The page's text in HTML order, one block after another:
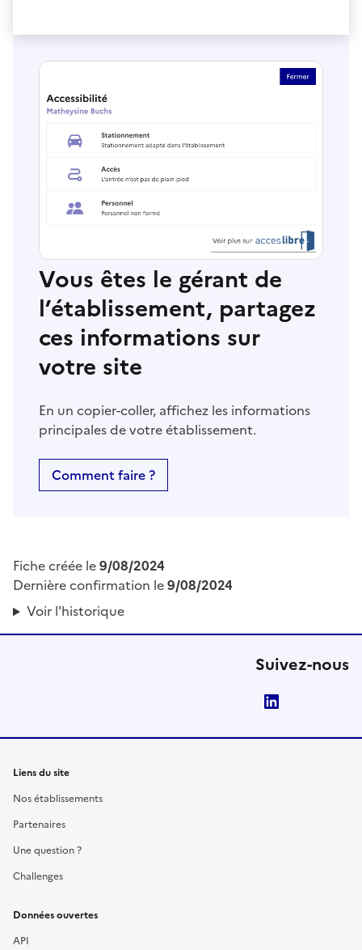
Vous êtes le gérant de
l’établissement, partagez
ces informations sur
votre site
En un copier-coller, affichez les informations
principales de votre établissement.
Comment faire ?
Fiche créée le9/08/2024
Dernière confirmation le9/08/2024
Voir l'historique
Suivez-nous
Liens du site
Nos établissements
Partenaires
Une question ?
Challenges
Données ouvertes
API